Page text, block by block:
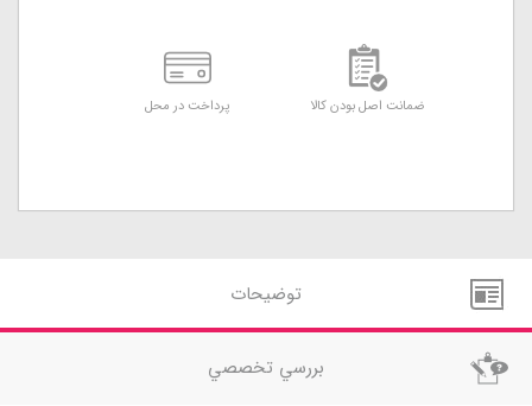
ضمانت اصل بودن کالا پرداخت در محل
توضيحات
بررسي تخصصي